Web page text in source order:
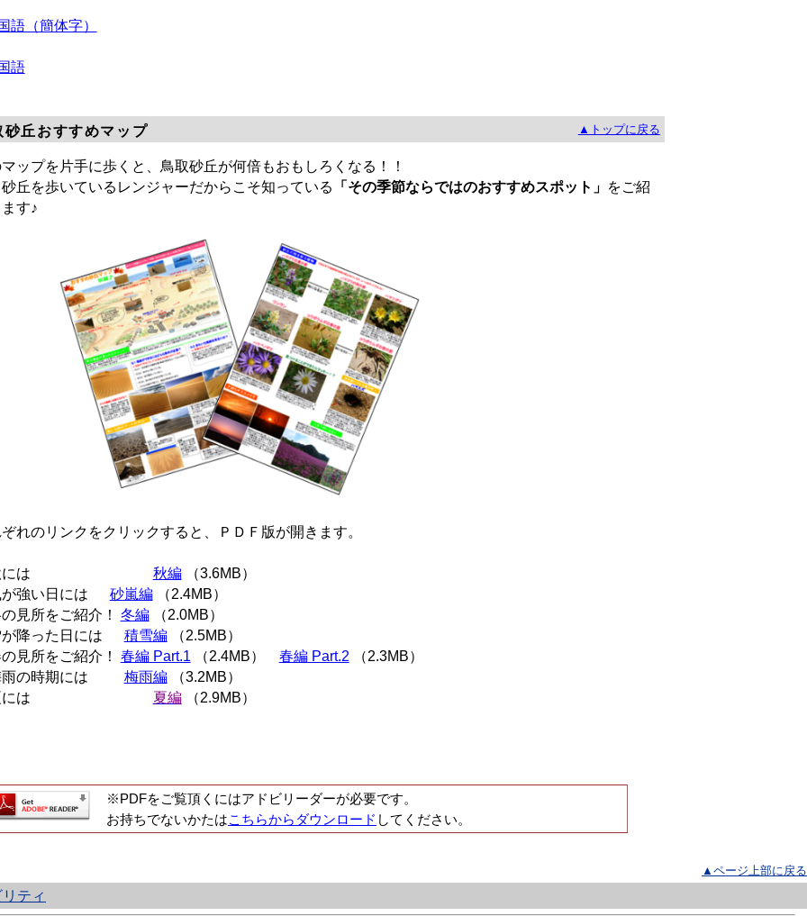
語（簡体字）
語
砂丘おすすめマップ ▲トップに戻る
マップを片手に歩くと、鳥取砂丘が何倍もおもしろくなる！！
丘を歩いているレンジャーだからこそ知っている 「その季節ならではのおすすめスポット」
をご紹
す♪
れのリンクをクリックすると、ＰＤＦ版が開きます。
には 秋編（3.6MB）
強い日には 砂嵐編（2.4MB）
見所をご紹介！ 冬編（2.0MB）
降った日には 積雪編（2.5MB）
見所をご紹介！ 春編 Part.1 （2.4MB） 春編 Part.2 （2.3MB）
雨の時期には 梅雨編（3.2MB）
には 夏編（2.9MB）
※PDFをご覧頂くにはアドビリーダーが必要です。
お持ちでないかたはこちらからダウンロード してください。
▲ページ上部に戻る
ティ